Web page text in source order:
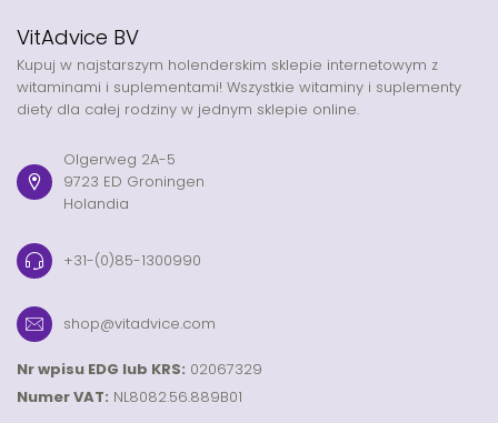
VitAdvice BV
Kupuj w najstarszym holenderskim sklepie internetowym z
witaminami i suplementami! Wszystkie witaminy i suplementy
diety dla całej rodziny w jednym sklepie online.
Olgerweg 2A-5
9723 ED Groningen
Holandia
+31-(0)85-1300990
shop@vitadvice.com
Nr wpisu EDG lub KRS: 02067329
Numer VAT: NL8082.56.889B01